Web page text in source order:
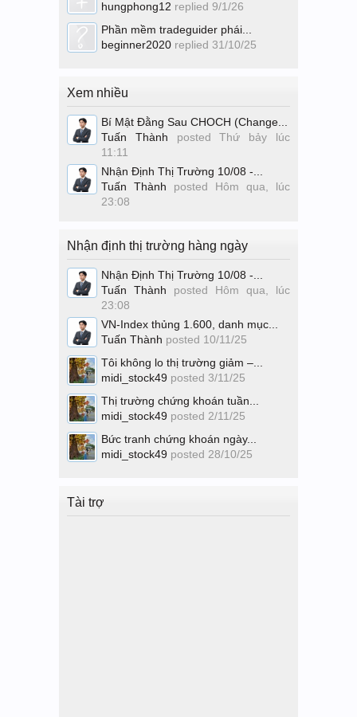
hungphong12 replied 9/1/26
Phần mềm tradeguider phái...
beginner2020 replied 31/10/25
Xem nhiều
Bí Mật Đằng Sau CHOCH (Change...
Tuấn Thành postedThứ bảy lúc
11:11
Nhận Định Thị Trường 10/08 -...
Tuấn Thành posted Hôm qua, lúc
23:08
Nhận định thị trường hàng ngày
Nhận Định Thị Trường 10/08 -...
Tuấn Thành posted Hôm qua, lúc
23:08
VN-Index thủng 1.600, danh mục...
Tuấn Thành posted 10/11/25
Tôi không lo thị trường giảm –...
midi_stock49 posted 3/11/25
Thị trường chứng khoán tuần...
midi_stock49 posted 2/11/25
Bức tranh chứng khoán ngày...
midi_stock49 posted 28/10/25
Tài trợ